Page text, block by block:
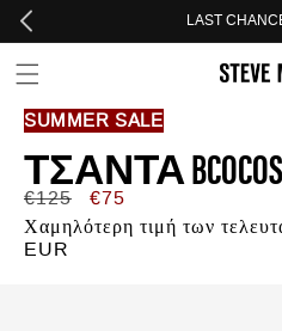
Skip to header
Skip to menu
Skip to content
Skip to footer LAST
SUMMER SALE
ΤΣΆΝΤΑ BCOCOS-
Κανονική
τιμή
€125
Τιμή
προσφοράς
€75
Χαμηλότερη τιμή των
EUR